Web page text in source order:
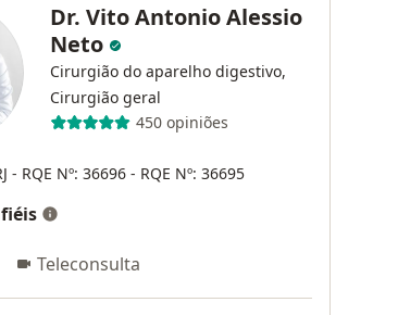
Dr. Vito Antonio Alessio
Neto
Cirurgião do aparelho digestivo,
Cirurgião geral
450 opiniões
- RQE Nº: 36696 - RQE Nº: 36695
Teleconsulta